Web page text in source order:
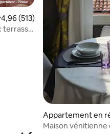
: 4,96 sur 5
moyenne sur la base
4,96 (513)
terrasse
Appartement en
Maison